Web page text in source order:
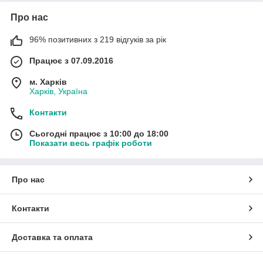
Про нас
96% позитивних з 219 відгуків за рік
Працює з 07.09.2016
м. Харків
Харків, Україна
Контакти
Сьогодні працює з 10:00 до 18:00
Показати весь графік роботи
Про нас
Контакти
Доставка та оплата